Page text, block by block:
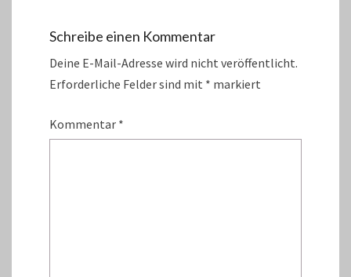
Schreibe einen Kommentar
Deine E-Mail-Adresse wird nicht veröffentlicht.
Erforderliche Felder sind mit * markiert
Kommentar *